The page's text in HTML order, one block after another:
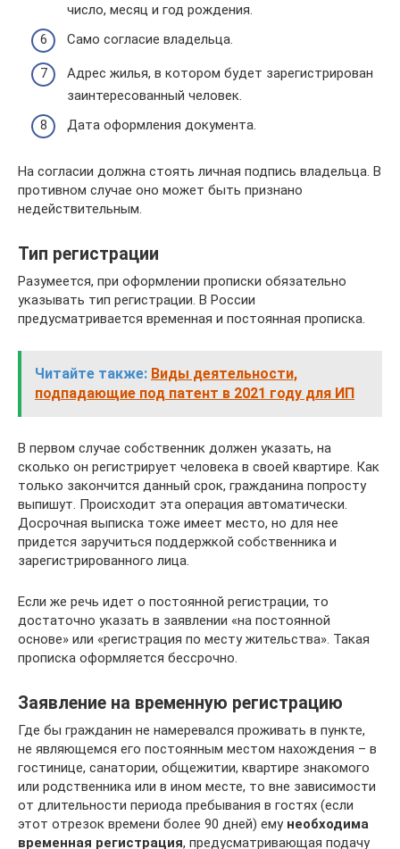
число, месяц и год рождения.
Само согласие владельца.
Адрес жилья, в котором будет зарегистрирован
заинтересованный человек.
Дата оформления документа.
На согласии должна стоять личная подпись владельца. В
противном случае оно может быть признано
недействительным.
Тип регистрации
Разумеется, при оформлении прописки обязательно
указывать тип регистрации. В России
предусматривается временная и постоянная прописка.
Читайте также: Виды деятельности,
подпадающие под патент в 2021 году для ИП
В первом случае собственник должен указать, на
сколько он регистрирует человека в своей квартире. Как
только закончится данный срок, гражданина попросту
выпишут. Происходит эта операция автоматически.
Досрочная выписка тоже имеет место, но для нее
придется заручиться поддержкой собственника и
зарегистрированного лица.
Если же речь идет о постоянной регистрации, то
достаточно указать в заявлении «на постоянной
основе» или «регистрация по месту жительства». Такая
прописка оформляется бессрочно.
Заявление на временную регистрацию
Где бы гражданин не намеревался проживать в пункте,
не являющемся его постоянным местом нахождения – в
гостинице, санатории, общежитии, квартире знакомого
или родственника или в ином месте, то вне зависимости
от длительности периода пребывания в гостях (если
этот отрезок времени более 90 дней) ему необходима
временная регистрация, предусматривающая подачу